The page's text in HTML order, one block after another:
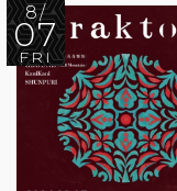
8/
07
FRI